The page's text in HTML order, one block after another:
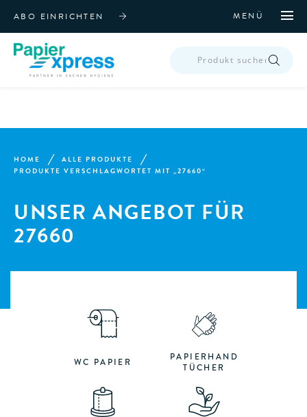
ABO EINRICHTEN MENÜ
SEARCH
HOME
ALLE PRODUKTE
PRODUKTE VERSCHLAGWORTET MIT „27660“
UNSER ANGEBOT FÜR
27660
WC PAPIER
PAPIERHAND
TÜCHER